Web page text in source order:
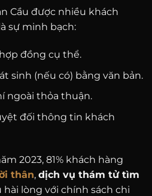
Cầu được nhiều khách
sự minh bạch:
đồng cụ thể.
sinh (nếu có) bằng văn bản.
ngoài thỏa thuận.
đối thông tin khách
2023, 81% khách hàng
thân, dịch vụ thám tử tìm
hài lòng với chính sách chi